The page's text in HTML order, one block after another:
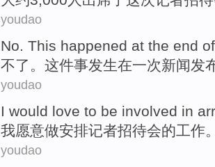
youdao
No. This happened at the end
不了。 这件事发生在一次新闻发
youdao
I would love to be involved in
我愿意做安排记者招待会的工作
youdao